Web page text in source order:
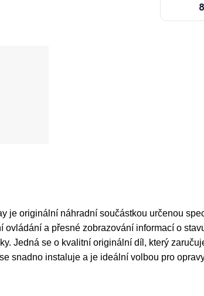
je originální náhradní součástkou určenou
a přesné zobrazování informací o
Jedná se o kvalitní originální díl, který
snadno instaluje a je ideální volbou pro